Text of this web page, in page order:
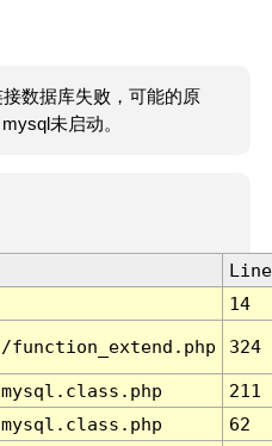
数据库失败，可能的原
未启动。
Line
14
324
211
62